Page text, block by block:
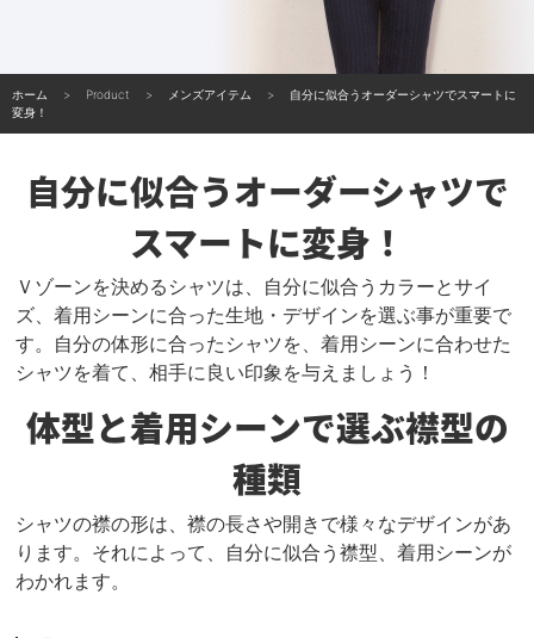
ホーム Product メンズアイテム
自分に似合うオーダーシャツでスマートに
変身！
自分に似合うオーダーシャツで
スマートに変身！
Ｖゾーンを決めるシャツは、自分に似合うカラーとサイ
ズ、着用シーンに合った生地・デザインを選ぶ事が重要で
す。自分の体形に合ったシャツを、着用シーンに合わせた
シャツを着て、相手に良い印象を与えましょう！
体型と着用シーンで選ぶ襟型の
種類
シャツの襟の形は、襟の長さや開きで様々なデザインがあ
ります。それによって、自分に似合う襟型、着用シーンが
わかれます。